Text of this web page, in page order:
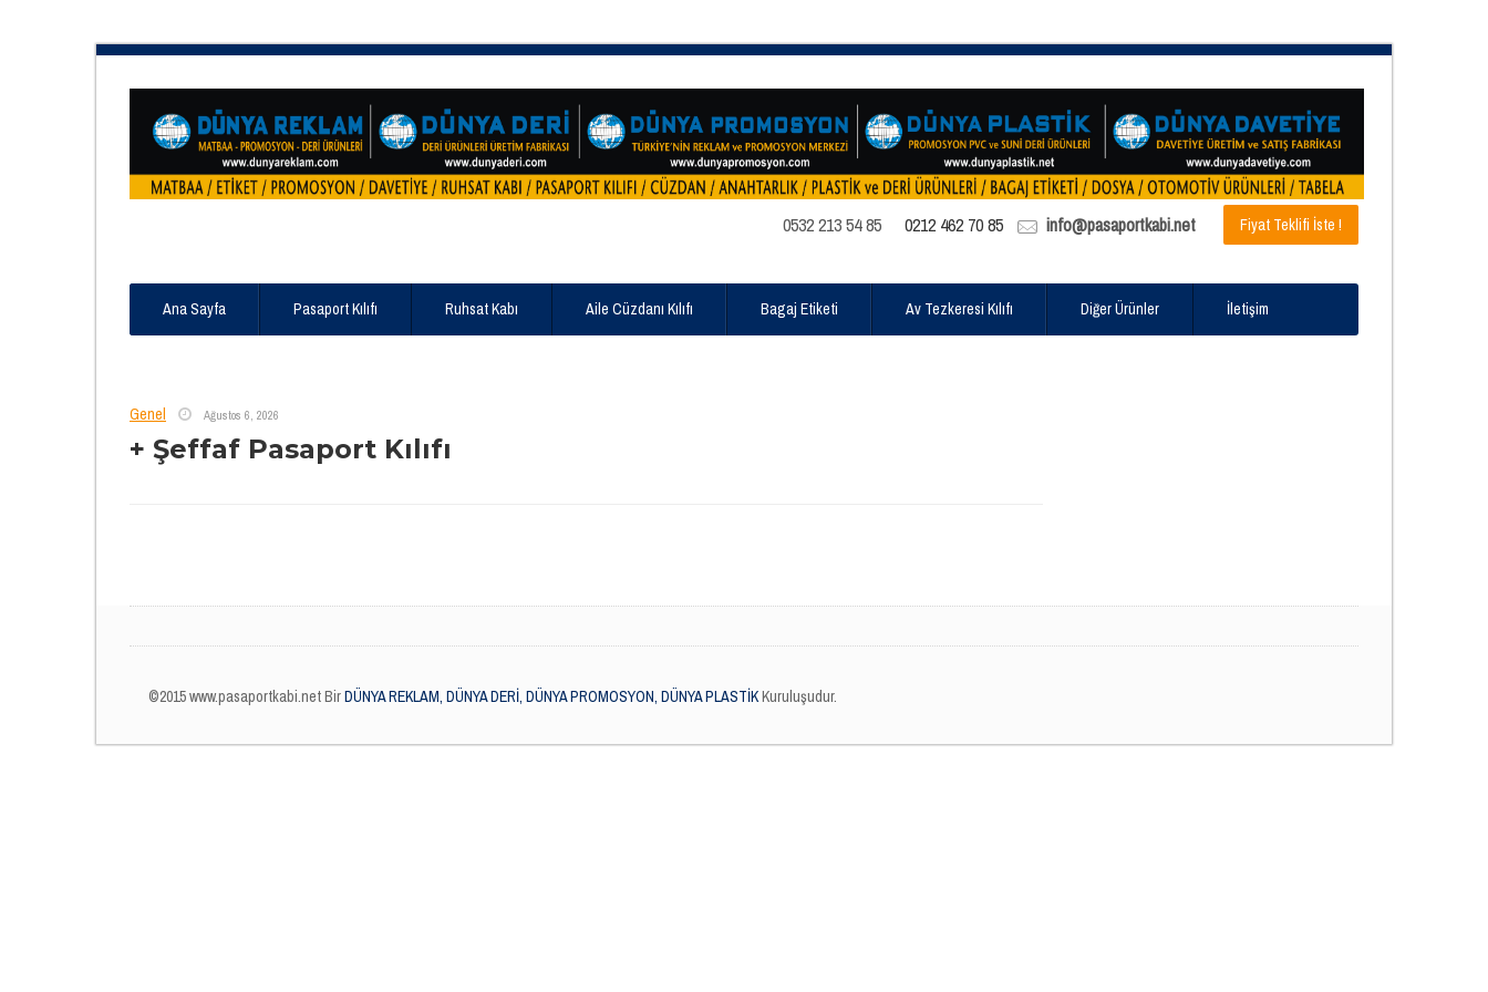
0532 213 54 85 0212 462 70 85 info@pasaportkabi.net Fiyat Teklifi İste !
Ana Sayfa Pasaport Kılıfı Ruhsat Kabı Aile Cüzdanı Kılıfı Bagaj Etiketi Av Tezkeresi Kılıfı Diğer Ürünler İletişim
Genel Ağustos 6, 2026
+ Şeffaf Pasaport Kılıfı
©2015 www.pasaportkabi.net BirDÜNYA REKLAM, DÜNYA DERİ, DÜNYA PROMOSYON, DÜNYA PLASTİKKuruluşudur.